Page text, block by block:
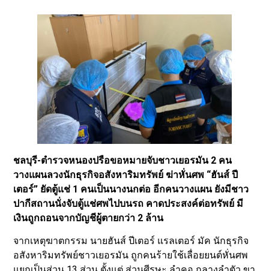
ชลบุรี-ตำรวจหนองปรือขอหมายจับชาวเยอรมัน 2 คน
วางแผนลวงนักธุรกิจอสังหาริมทรัพย์ ฆ่าหั่นศพ “ฮันส์ ปี
เตอร์” ยัดตู้แช่ 1 คนเป็นนางนกต่อ อีกคนวางแผน ยังมีชาว
ปากีสถานนั่งจับตู้แช่ศพไปบนรถ คาดประสงค์ต่อทรัพย์ มี
เงินถูกถอนจากบัญชีผู้ตายกว่า 2 ล้าน
จากเหตุฆาตกรรม นายฮันส์ ปีเตอร์ แรลเตอร์ มัค นักธุรกิจ
อสังหาริมทรัพย์ชาวเยอรมัน ถูกคนร้ายใช้เลื่อยยนต์หั่นศพ